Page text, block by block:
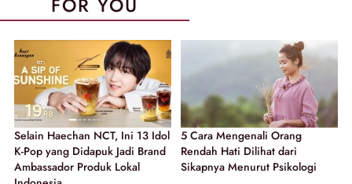
FOR YOU
Selain Haechan NCT, Ini 13 Idol
K-Pop yang Didapuk Jadi Brand
Ambassador Produk Lokal
5 Cara Mengenali Orang
Rendah Hati Dilihat dari
Sikapnya Menurut Psikologi